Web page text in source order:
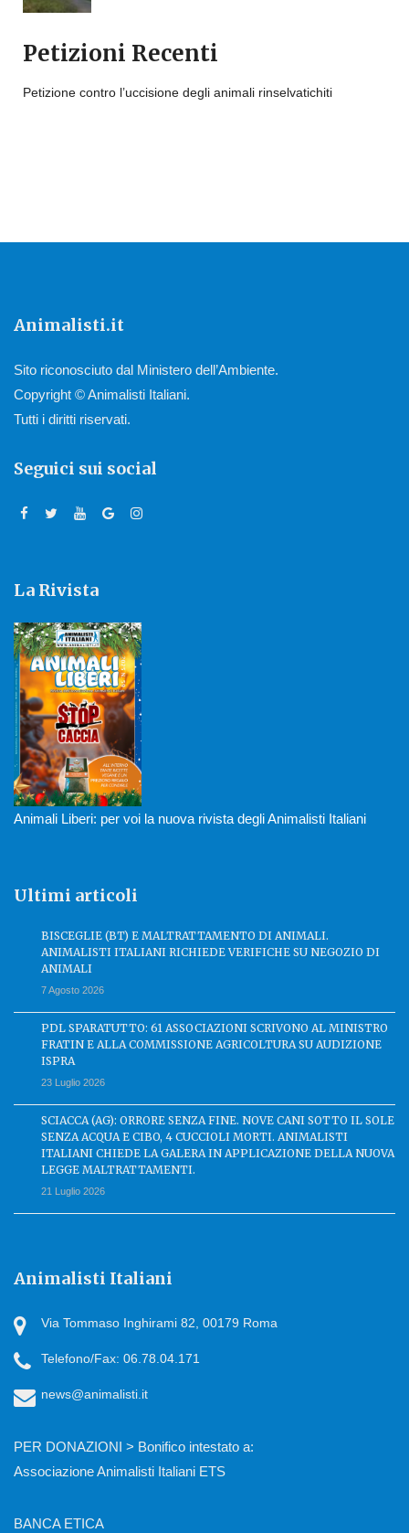
Petizioni Recenti
Petizione contro l’uccisione degli animali rinselvatichiti
Animalisti.it
Sito riconosciuto dal Ministero dell’Ambiente.
Copyright © Animalisti Italiani.
Tutti i diritti riservati.
Seguici sui social
La Rivista
Animali Liberi: per voi la nuova rivista degli Animalisti Italiani
Ultimi articoli
BISCEGLIE (BT) E MALTRATTAMENTO DI ANIMALI.
ANIMALISTI ITALIANI RICHIEDE VERIFICHE SU NEGOZIO DI
ANIMALI
7 Agosto 2026
PDL SPARATUTTO: 61 ASSOCIAZIONI SCRIVONO AL MINISTRO
FRATIN E ALLA COMMISSIONE AGRICOLTURA SU AUDIZIONE
ISPRA
23 Luglio 2026
SCIACCA (AG): ORRORE SENZA FINE. NOVE CANI SOTTO IL SOLE
SENZA ACQUA E CIBO, 4 CUCCIOLI MORTI. ANIMALISTI
ITALIANI CHIEDE LA GALERA IN APPLICAZIONE DELLA NUOVA
LEGGE MALTRATTAMENTI.
21 Luglio 2026
Animalisti Italiani
Via Tommaso Inghirami 82, 00179 Roma
Telefono/Fax: 06.78.04.171
news@animalisti.it
PER DONAZIONI > Bonifico intestato a:
Associazione Animalisti Italiani ETS
BANCA ETICA